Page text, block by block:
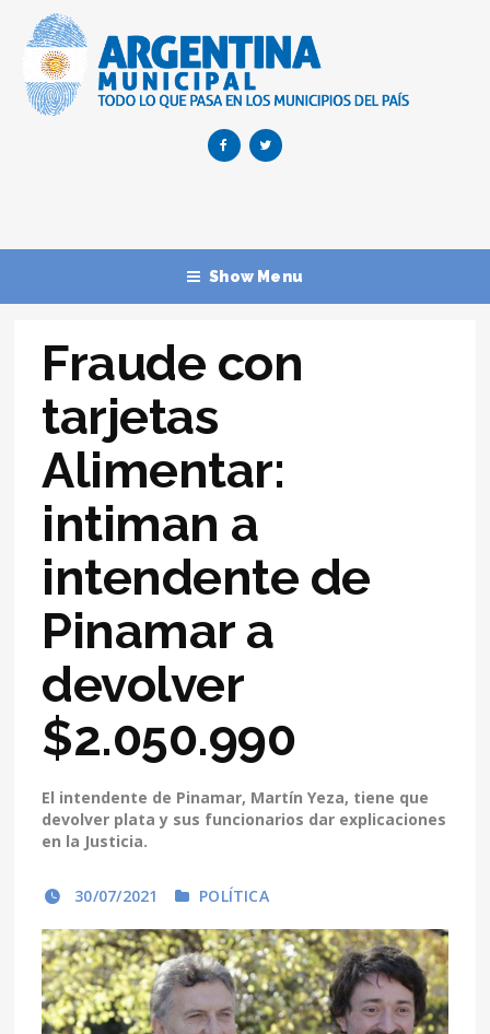
Show Menu
Fraude con
tarjetas
Alimentar:
intiman a
intendente de
Pinamar a
devolver
$2.050.990
El intendente de Pinamar, Martín Yeza, tiene que
devolver plata y sus funcionarios dar explicaciones
en la Justicia.
30/07/2021 POLÍTICA